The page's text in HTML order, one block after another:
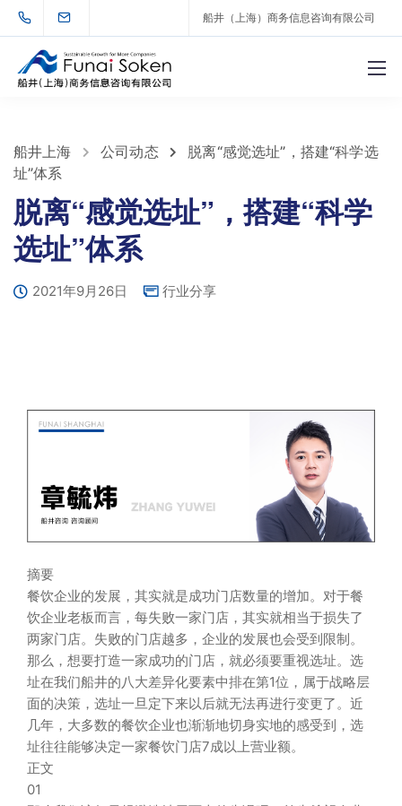
船井（上海）商务信息咨询有限公司
船井上海 公司动态
脱离“感觉选址”，搭建“科学选
址”体系
脱离“感觉选址”，搭建“科学
选址”体系
2021年9月26日 行业分享
摘要
餐饮企业的发展，其实就是成功门店数量的增加。对于餐
饮企业老板而言，每失败一家门店，其实就相当于损失了
两家门店。失败的门店越多，企业的发展也会受到限制。
那么，想要打造一家成功的门店，就必须要重视选址。选
址在我们船井的八大差异化要素中排在第1位，属于战略层
面的决策，选址一旦定下来以后就无法再进行变更了。近
几年，大多数的餐饮企业也渐渐地切身实地的感受到，选
址往往能够决定一家餐饮门店7成以上营业额。
正文
01